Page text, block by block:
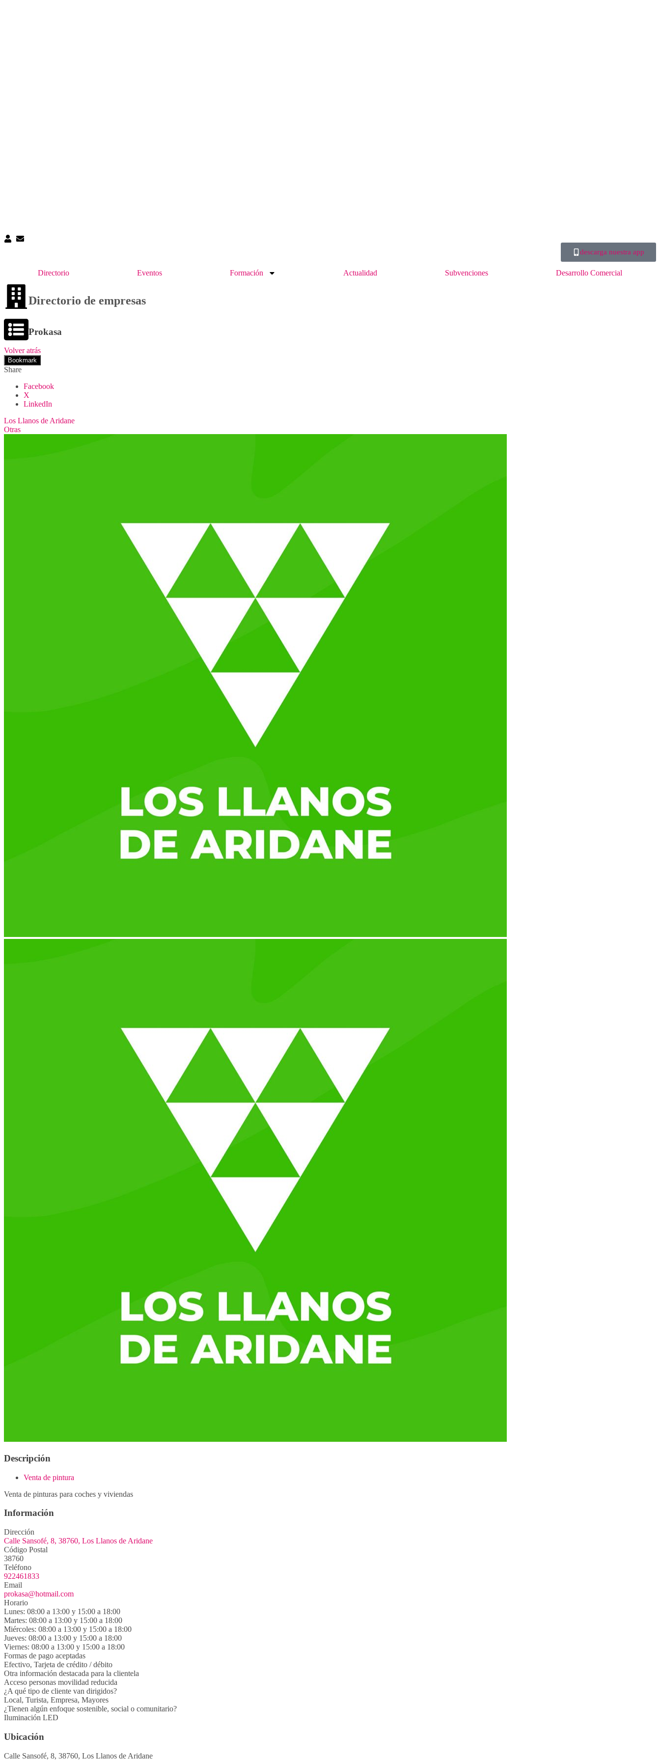
descarga nuestra app
Directorio Eventos Formación Actualidad Subvenciones Desarrollo Comercial
Directorio de empresas
Prokasa
Volver atrás
Bookmark
Share
Facebook
X
LinkedIn
Los Llanos de Aridane
Otras
Descripción
Venta de pintura
Venta de pinturas para coches y viviendas
Información
Dirección
Calle Sansofé, 8, 38760, Los Llanos de Aridane
Código Postal
38760
Teléfono
922461833
Email
prokasa@hotmail.com
Horario
Lunes: 08:00 a 13:00 y 15:00 a 18:00
Martes: 08:00 a 13:00 y 15:00 a 18:00
Miércoles: 08:00 a 13:00 y 15:00 a 18:00
Jueves: 08:00 a 13:00 y 15:00 a 18:00
Viernes: 08:00 a 13:00 y 15:00 a 18:00
Formas de pago aceptadas
Efectivo, Tarjeta de crédito / débito
Otra información destacada para la clientela
Acceso personas movilidad reducida
¿A qué tipo de cliente van dirigidos?
Local, Turista, Empresa, Mayores
¿Tienen algún enfoque sostenible, social o comunitario?
Iluminación LED
Ubicación
Calle Sansofé, 8, 38760, Los Llanos de Aridane